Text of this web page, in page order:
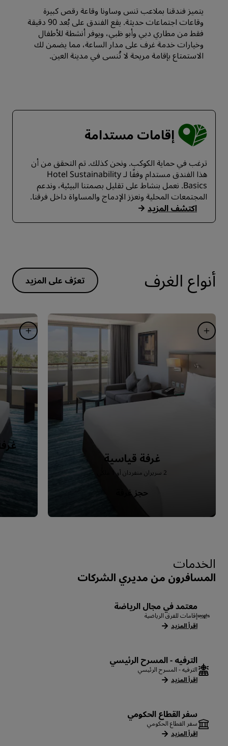
يتميز فندقنا بملاعب تنس وساونا وقاعة رقص كبيرة
وقاعات اجتماعات حديثة. يقع الفندق على بُعد 90 دقيقة
فقط من مطاري دبي وأبو ظبي، ويوفر أنشطة للأطفال
وخيارات خدمة غرف على مدار الساعة، مما يضمن لك
الاستمتاع بإقامة مريحة لا تُنسى في مدينة العين.
إقامات مستدامة
ترغب في حماية الكوكب. ونحن كذلك. تم التحقق من أن
هذا الفندق مستدام وفقًا لـ Hotel Sustainability
Basics. نعمل بنشاط على تقليل بصمتنا البيئية، وندعم
المجتمعات المحلية ونعزز الإدماج والمساواة داخل فرقنا.
اكتشف المزيد
أنواع الغرف
غرفة قياسية
2 سريران منفردان أو 1 ملكي
حجز غرفة
الخدمات
المسافرون من مديري الشركات
معتمد في مجال الرياضة
إقامات للفرق الرياضية
اقرأ المزيد
الترفيه - المسرح الرئيسي
الترفيه - المسرح الرئيسي
اقرأ المزيد
سفر القطاع الحكومي
سفر القطاع الحكومي
اقرأ المزيد